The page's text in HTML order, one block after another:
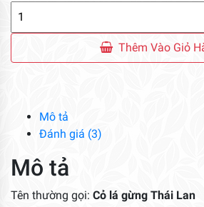
Thái
Thêm Vào Giỏ
Mô tả
Đánh giá (3)
Mô tả
Tên thường gọi: Cỏ lá gừng Thái Lan